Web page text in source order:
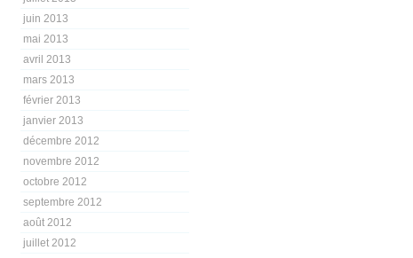
juin 2013
mai 2013
avril 2013
mars 2013
février 2013
janvier 2013
décembre 2012
novembre 2012
octobre 2012
septembre 2012
août 2012
juillet 2012